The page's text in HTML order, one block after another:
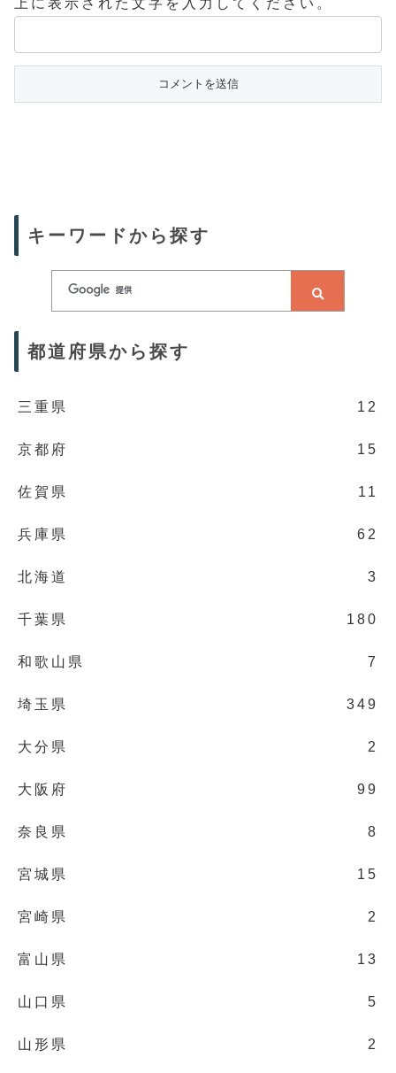
上に表示された文字を入力してください。
キーワードから探す
都道府県から探す
三重県 12
京都府 15
佐賀県 11
兵庫県 62
北海道 3
千葉県 180
和歌山県 7
埼玉県 349
大分県 2
大阪府 99
奈良県 8
宮城県 15
宮崎県 2
富山県 13
山口県 5
山形県 2